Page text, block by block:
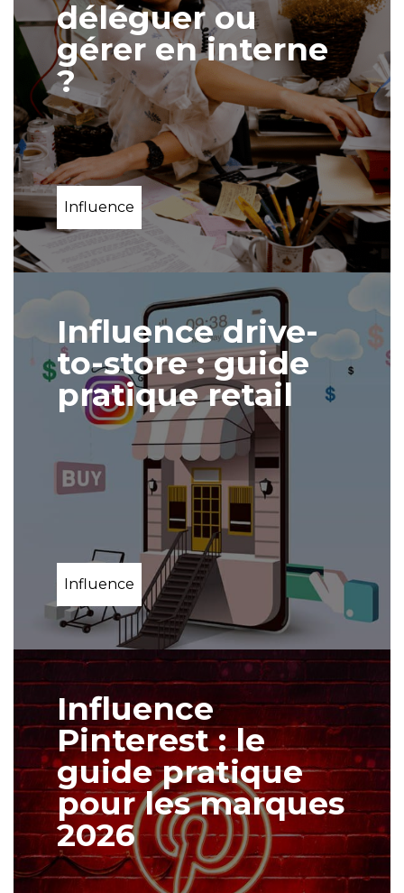
déléguer ou
gérer en interne
?
Influence
Influence drive-
to-store : guide
pratique retail
Influence
Influence
Pinterest : le
guide pratique
pour les marques
2026